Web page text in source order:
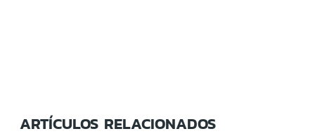
ARTÍCULOS RELACIONADOS